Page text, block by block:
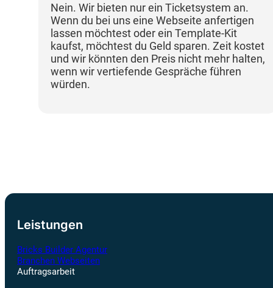
Nein. Wir bieten nur ein Ticketsystem an.
Wenn du bei uns eine Webseite anfertigen
lassen möchtest oder ein Template-Kit
kaufst, möchtest du Geld sparen. Zeit kostet
und wir könnten den Preis nicht mehr halten,
wenn wir vertiefende Gespräche führen
würden.
Leistungen
Bricks Builder Agentur
Branchen Webseiten
Auftragsarbeit